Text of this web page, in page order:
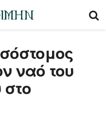
ναό του